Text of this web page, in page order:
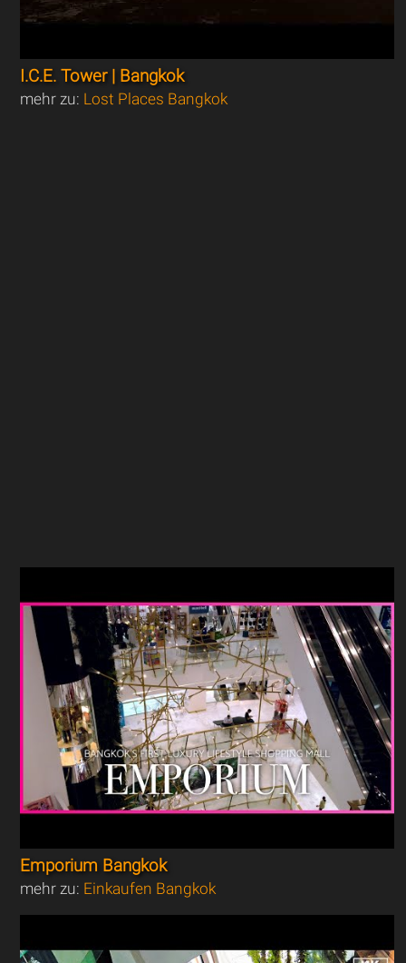
I.C.E. Tower | Bangkok
mehr zu: Lost Places Bangkok
Emporium Bangkok
mehr zu: Einkaufen Bangkok